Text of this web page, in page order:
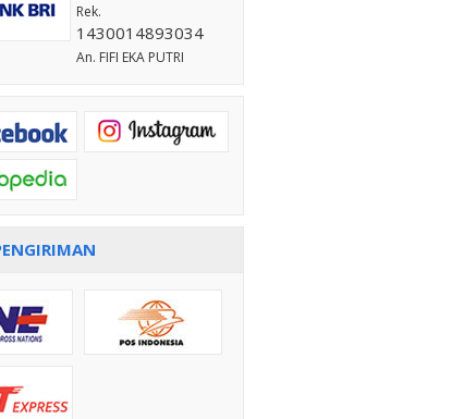
Rek.
1430014893034
An. FIFI EKA PUTRI